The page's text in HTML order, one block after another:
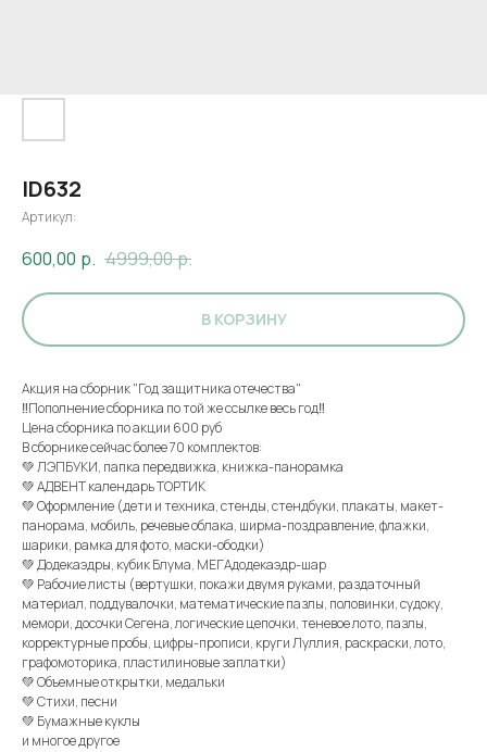
ID632
Артикул:
600,00 р. 4999,00р.
В КОРЗИНУ
Акция на сборник "Год защитника отечества"
‼️Пополнение сборника по той же ссылке весь год‼️
Цена сборника по акции 600 руб
В сборнике сейчас более 70 комплектов:
💚 ЛЭПБУКИ, папка передвижка, книжка-панорамка
💚 АДВЕНТ календарь ТОРТИК
💚 Оформление (дети и техника, стенды, стендбуки, плакаты, макет-
панорама, мобиль, речевые облака, ширма-поздравление, флажки,
шарики, рамка для фото, маски-ободки)
💚 Додекаэдры, кубик Блума, МЕГАдодекаэдр-шар
💚 Рабочие листы (вертушки, покажи двумя руками, раздаточный
материал, поддувалочки, математические пазлы, половинки, судоку,
мемори, досочки Сегена, логические цепочки, теневое лото, пазлы,
корректурные пробы, цифры-прописи, круги Луллия, раскраски, лото,
графомоторика, пластилиновые заплатки)
💚 Объемные открытки, медальки
💚 Стихи, песни
💚 Бумажные куклы
и многое другое